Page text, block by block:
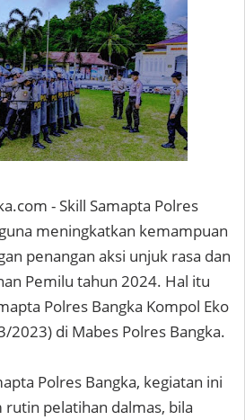
- Skill Samapta Polres
meningkatkan kemampuan
penangan aksi unjuk rasa dan
Pemilu tahun 2024. Hal itu
Polres Bangka Kompol Eko
2023) di Mabes Polres Bangka.
Polres Bangka, kegiatan ini
pelatihan dalmas, bila